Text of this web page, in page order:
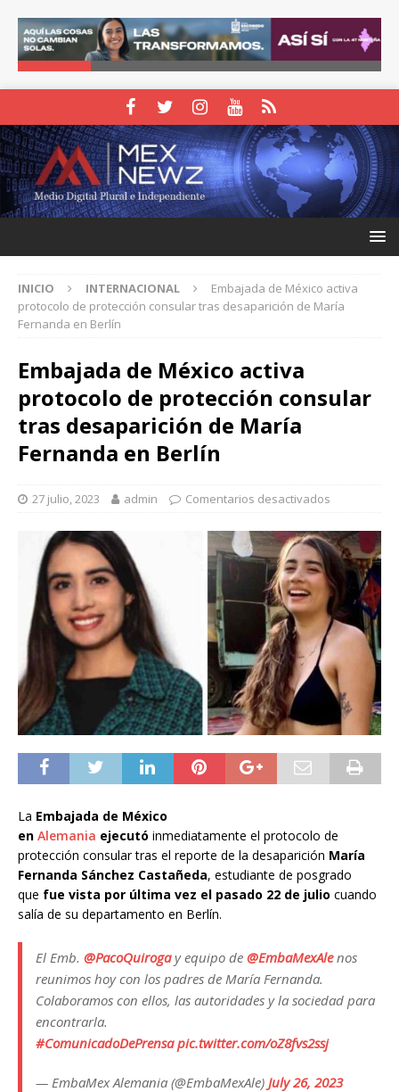
INICIO INTERNACIONAL
Embajada de México activa
protocolo de protección consular tras desaparición de María
Fernanda en Berlín
Embajada de México activa
protocolo de protección consular
tras desaparición de María
Fernanda en Berlín
27 julio, 2023 admin Comentarios desactivados
La Embajada de México
en Alemania ejecutó inmediatamente el protocolo de
protección consular tras el reporte de la desaparición María
Fernanda Sánchez Castañeda, estudiante de posgrado
que fue vista por última vez el pasado 22 de julio cuando
salía de su departamento en Berlín.
El Emb. @PacoQuirogay equipo de @EmbaMexAlenos
reunimos hoy con los padres de María Fernanda.
Colaboramos con ellos, las autoridades y la sociedad para
encontrarla.
#ComunicadoDePrensa pic.twitter.com/oZ8fvs2ssj
— EmbaMex Alemania (@EmbaMexAle) July 26, 2023